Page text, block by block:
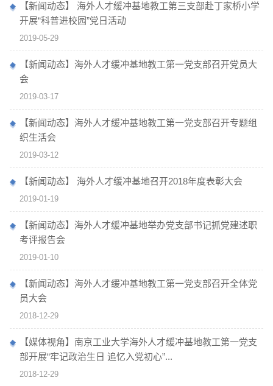
【新闻动态】 海外人才缓冲基地教工第三支部赴丁家桥小学
开展“科普进校园”党日活动
2019-05-29
【新闻动态】海外人才缓冲基地教工第一党支部召开党员大
会
2019-03-17
【新闻动态】海外人才缓冲基地教工第一党支部召开专题组
织生活会
2019-03-12
【新闻动态】 海外人才缓冲基地召开2018年度表彰大会
2019-01-19
【新闻动态】海外人才缓冲基地举办党支部书记抓党建述职
考评报告会
2019-01-10
【新闻动态】海外人才缓冲基地教工第一党支部召开全体党
员大会
2018-12-29
【媒体视角】南京工业大学海外人才缓冲基地教工第一党支
部开展“牢记政治生日 追忆入党初心”...
2018-12-29